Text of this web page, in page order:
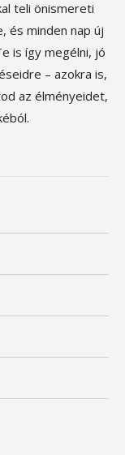
teli önismereti
és minden nap új
is így megélni, jó
– azokra is,
az élményeidet,